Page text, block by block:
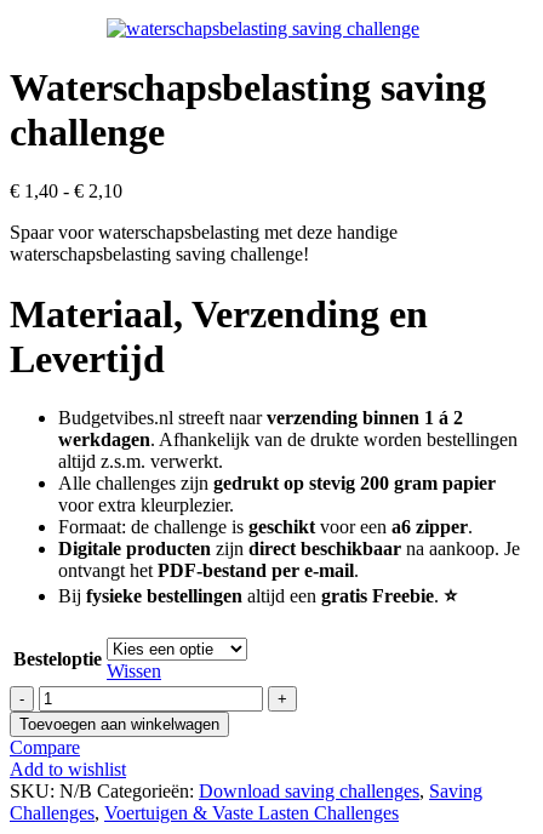
Waterschapsbelasting saving
challenge
€ 1,40 - € 2,10Prijsklasse:
tot
€ 2,10
Spaar voor waterschapsbelasting met deze handige
waterschapsbelasting saving challenge!
Materiaal, Verzending en
Levertijd
Budgetvibes.nl streeft naarverzending binnen 1 á 2
werkdagen. Afhankelijk van de drukte worden bestellingen
altijd z.s.m. verwerkt.
Alle challenges zijn gedrukt op stevig 200 gram papier
voor extra kleurplezier.
Formaat: de challenge is geschikt voor een a6 zipper.
Digitale producten zijn direct beschikbaar na aankoop. Je
ontvangt het PDF-bestand per e-mail.
Bij fysieke bestellingen altijd een gratis Freebie. ⭐
Besteloptie
Wissen
Waterschapsbelasting
saving
challenge
aantal
Toevoegen aan winkelwagen
Compare
Add to wishlist
SKU: N/B Categorieën: Download saving challenges, Saving
Challenges, Voertuigen & Vaste Lasten Challenges